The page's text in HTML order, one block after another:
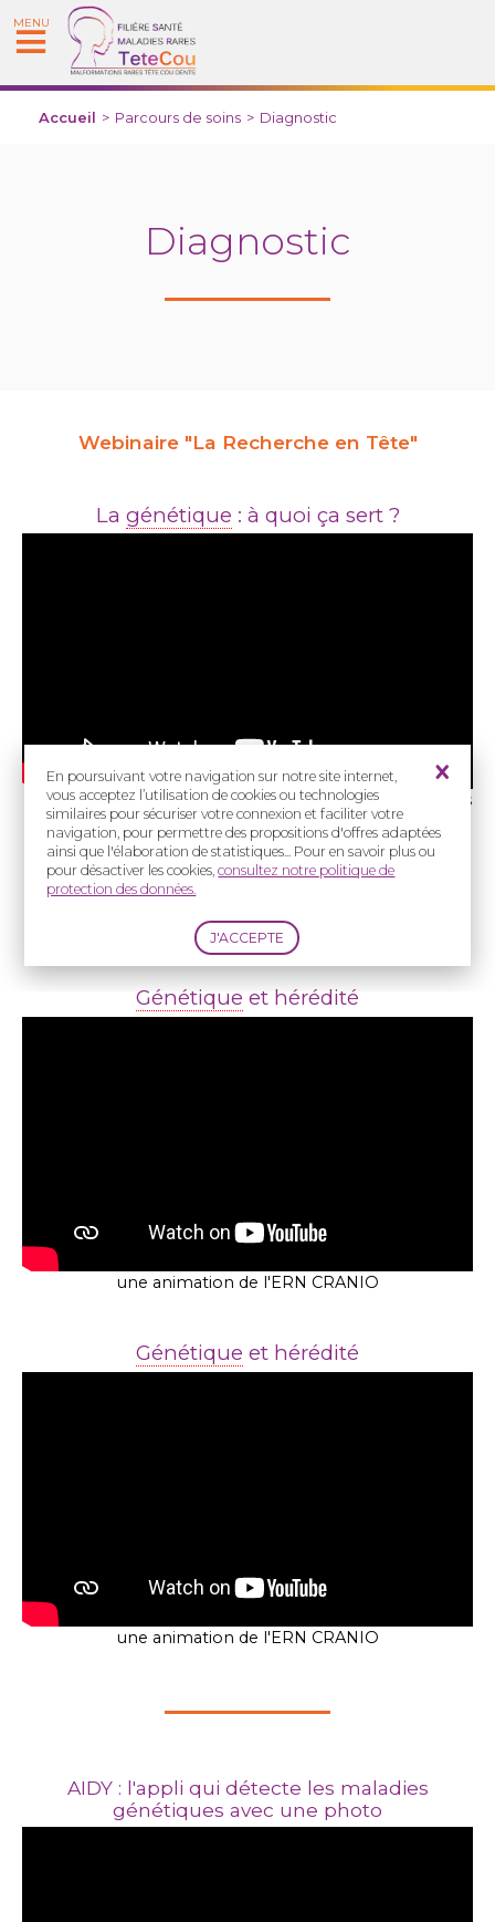
En poursuivant votre navigation sur notre site internet,
vous acceptez l’utilisation de cookies ou technologies
similaires pour sécuriser votre connexion et faciliter votre
navigation, pour permettre des propositions d'offres adaptées
ainsi que l'élaboration de statistiques... Pour en savoir plus ou
pour désactiver les cookies,consultez notre politique de
protection des données.
MENU
Accueil > Parcours de soins > Diagnostic
Diagnostic
Webinaire "La Recherche en Tête"
La génétique : à quoi ça sert ?
Pr Agnès Bloch-Zupan, Pr David Geneviève, Pr Stanislas
Lyonnet
29 avril 2025
Génétique et hérédité
une animation de l'ERN CRANIO
Génétique et hérédité
une animation de l'ERN CRANIO
AIDY : l'appli qui détecte les maladies
génétiques avec une photo